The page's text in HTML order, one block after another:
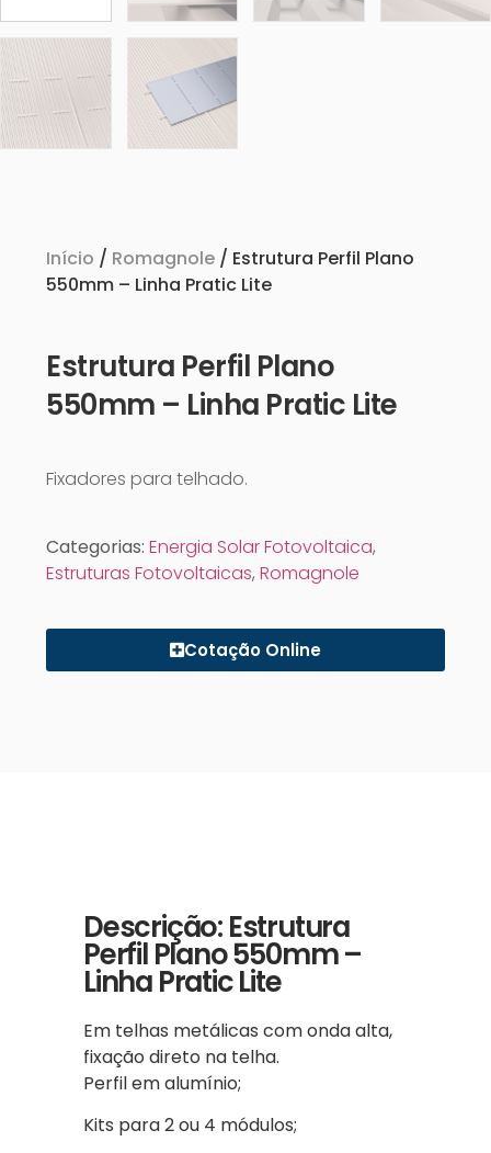
Início / Romagnole / Estrutura Perfil Plano
550mm – Linha Pratic Lite
Estrutura Perfil Plano
550mm – Linha Pratic Lite
Fixadores para telhado.
Categorias: Energia Solar Fotovoltaica,
Estruturas Fotovoltaicas, Romagnole
Cotação Online
Descrição: Estrutura
Perfil Plano 550mm –
Linha Pratic Lite
Em telhas metálicas com onda alta,
fixação direto na telha.
Perfil em alumínio;
Kits para 2 ou 4 módulos;